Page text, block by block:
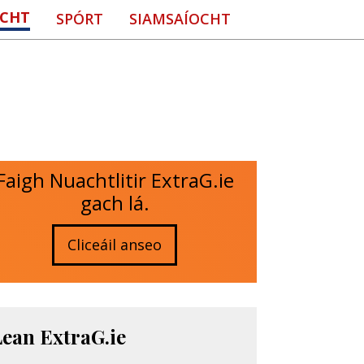
SPÓRT SIAMSAÍOCHT
Nuachtlitir ExtraG.ie
gach lá.
Cliceáil anseo
ExtraG.ie